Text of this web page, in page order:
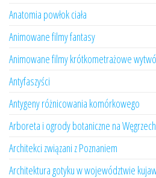
Anatomia powłok ciała
Animowane filmy fantasy
Animowane filmy krótkometrażowe
Antyfaszyści
Antygeny różnicowania komórkowego
Arboreta i ogrody botaniczne na Węgrzech
Architekci związani z Poznaniem
Architektura gotyku w województwie